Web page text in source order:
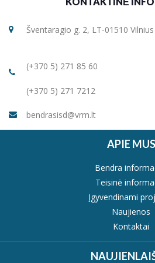
Šventaragio g. 2, LT-01510 Vilnius
(+370 5) 271 85 60
(+370 5) 271 7212
bendrasisd@vrm.lt
APIE MUS
Bendra
Teisinė
Įgyvendinami
Naujienos
Kontaktai